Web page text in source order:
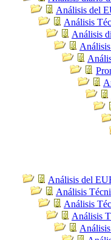
Análisis del
Análisis
Análisis
Análisis del
Análisis
Análisis
Análisis